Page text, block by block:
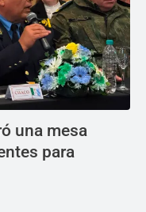
una mesa
para